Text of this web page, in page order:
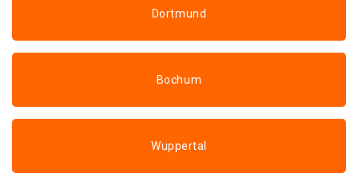
Dortmund
Bochum
Wuppertal